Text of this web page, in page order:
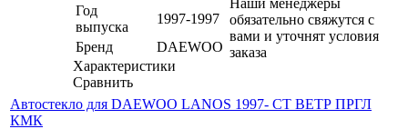
Год
выпуска
1997-1997
Бренд
DAEWOO
Характеристики
Сравнить
обязательно свяжутся с
вами и уточнят условия
заказа
Автостекло для DAEWOO LANOS 1997- СТ ВЕТР ПРГЛ
КМК